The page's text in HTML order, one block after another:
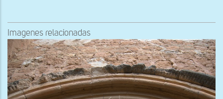
Imagenes relacionadas